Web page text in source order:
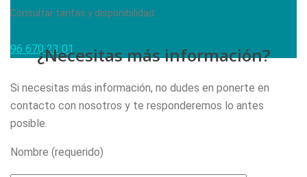
Consultar tarifas y disponibilidad
96 670 23 01
¿Necesitas más información?
Si necesitas más información, no dudes en ponerte en
contacto con nosotros y te responderemos lo antes
posible.
Nombre (requerido)